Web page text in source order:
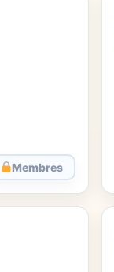
Membres